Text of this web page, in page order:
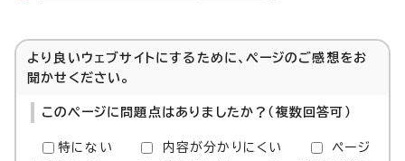
より良いウェブサイトにするために、ページのご感想をお
聞かせください。
このページに問題点はありましたか？（複数回答可）
特にない 内容が分かりにくい
ページ